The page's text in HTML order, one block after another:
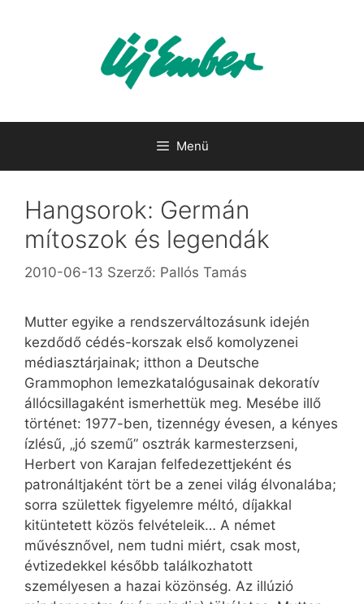
Menü
Hangsorok: Germán
mítoszok és legendák
2010-06-13 Szerző: Pallós Tamás
Mutter egyike a rendszerváltozásunk idején
kezdődő cédés-korszak első komolyzenei
médiasztárjainak; itthon a Deutsche
Grammophon lemezkatalógusainak dekoratív
állócsillagaként ismerhettük meg. Mesébe illő
történet: 1977-ben, tizennégy évesen, a kényes
ízlésű, „jó szemű” osztrák karmesterzseni,
Herbert von Karajan felfedezettjeként és
patronáltjaként tört be a zenei világ élvonalába;
sorra születtek figyelemre méltó, díjakkal
kitüntetett közös felvételeik… A német
művésznővel, nem tudni miért, csak most,
évtizedekkel később találkozhatott
személyesen a hazai közönség. Az illúzió